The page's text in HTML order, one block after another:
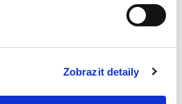
Zobrazit detaily
veřejného, jak je